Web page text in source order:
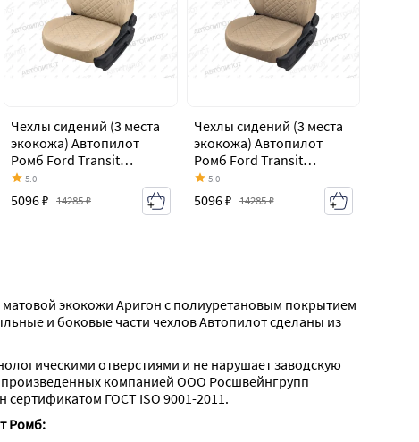
Чехлы сидений (3 места
экокожа) Автопилот
Ромб Ford Transit
цельнометаллический
фургон (2006-2014)
5.0
5096 ₽ 14285 ₽
Чехлы сидений (3 места
экокожа) Автопилот
Ромб Ford Transit
цельнометаллический
фургон (2006-2014)
5.0
5096 ₽ 14285 ₽
экокожи Аригон с полиуретановым покрытием
и боковые части чехлов Автопилот сделаны из
отверстиями и не нарушает заводскую
компанией ООО Росшвейнгрупп
ГОСТ ISO 9001-2011.
Ромб: